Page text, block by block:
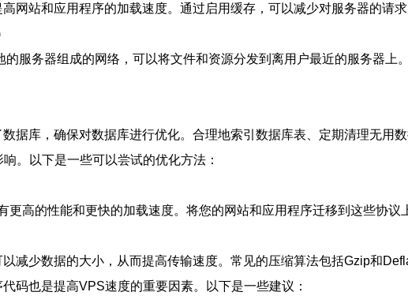
网站和应用程序的加载速度。通过启用缓存，可以减少对服务器的请求
服务器组成的网络，可以将文件和资源分发到离用户最近的服务器
据库，确保对数据库进行优化。合理地索引数据库表、定期清理无用
。以下是一些可以尝试的优化方法：
更高的性能和更快的加载速度。将您的网站和应用程序迁移到这些协议
减少数据的大小，从而提高传输速度。常见的压缩算法包括Gzip和
码也是提高VPS速度的重要因素。以下是一些建议：